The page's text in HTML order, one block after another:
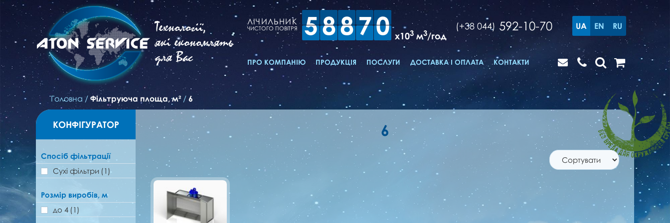
Технології,
які економлять
для Вас
ЛІЧИЛЬНИК
ЧИСТОГО ПОВІТРЯ 58870 x103 м3/год
(+38 044) 592-10-70 UA EN RU
ПРО КОМПАНІЮ ПРОДУКЦІЯ ПОСЛУГИ ДОСТАВКА І ОПЛАТА КОНТАКТИ
Головна / Фільтруюча площа, м² / 6
КОНФІГУРАТОР
Спосіб фільтрації
Сухі фільтри (1)
Розмір виробів, м
до 4 (1)
6